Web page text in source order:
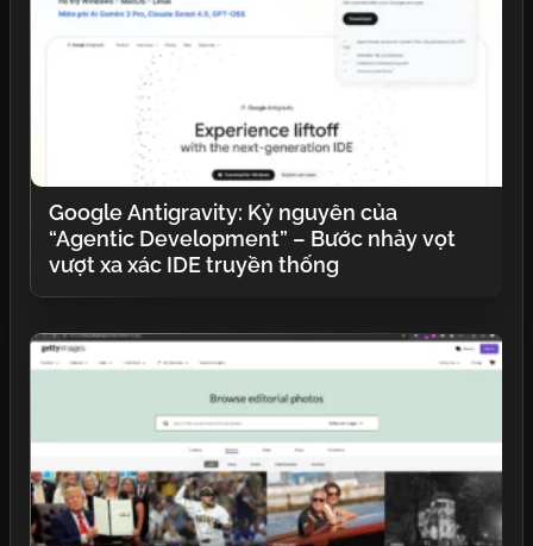
Google Antigravity: Kỷ nguyên của
“Agentic Development” – Bước nhảy vọt
vượt xa xác IDE truyền thống